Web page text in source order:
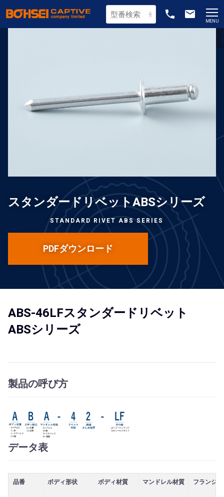
phone email
MENU
スタンダードリベットABSシリーズ
STANDARD RIVET ABS SERIES
PDFダウンロード
ABS-46LFスタンダードリベット
ABSシリーズ
製品の呼び方
データ表
品番 ボディ形状 ボディ材質 マンドレル材質 フランジ